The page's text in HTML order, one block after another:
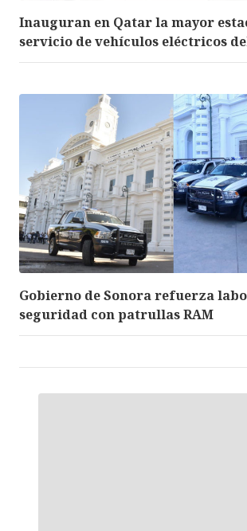
Inauguran en Qatar la mayor
servicio de vehículos eléctricos
Gobierno de Sonora refuerza
seguridad con patrullas RAM